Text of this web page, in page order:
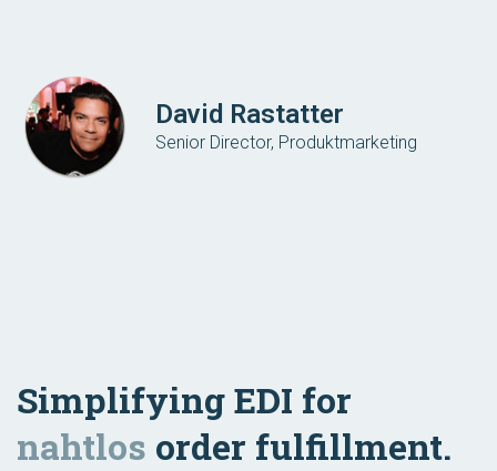
David Rastatter
Senior Director, Produktmarketing
Simplifying EDI for
nahtlos order fulfillment.